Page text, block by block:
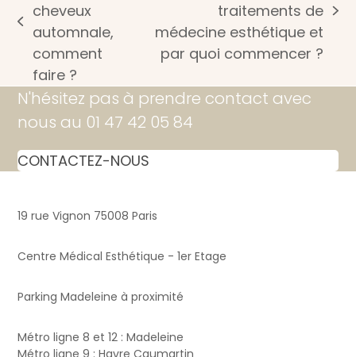
previous
post:
cheveux
automnale,
comment
faire ?
post:
traitements de
médecine esthétique et
par quoi commencer ?
N'hésitez pas à prendre contact avec
nous au 01 47 42 05 84
CONTACTEZ-NOUS
19 rue Vignon 75008 Paris
Centre Médical Esthétique - 1er Etage
Parking Madeleine à proximité
Métro ligne 8 et 12 : Madeleine
Métro ligne 9 : Havre Caumartin